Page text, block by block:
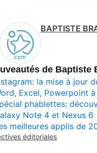
BAPTISTE
de Baptiste
la mise à jour
Excel, Powerpoint
phablettes:
Note 4 et Nexus 6
meilleures applis de
éditoriales